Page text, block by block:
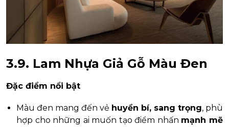
3.9. Lam Nhựa Giả Gỗ Màu Đen
Đặc điểm nổi bật
Màu đen mang đến vẻ huyền bí, sang trọng, phù
hợp cho những ai muốn tạo điểm nhấn mạnh mẽ